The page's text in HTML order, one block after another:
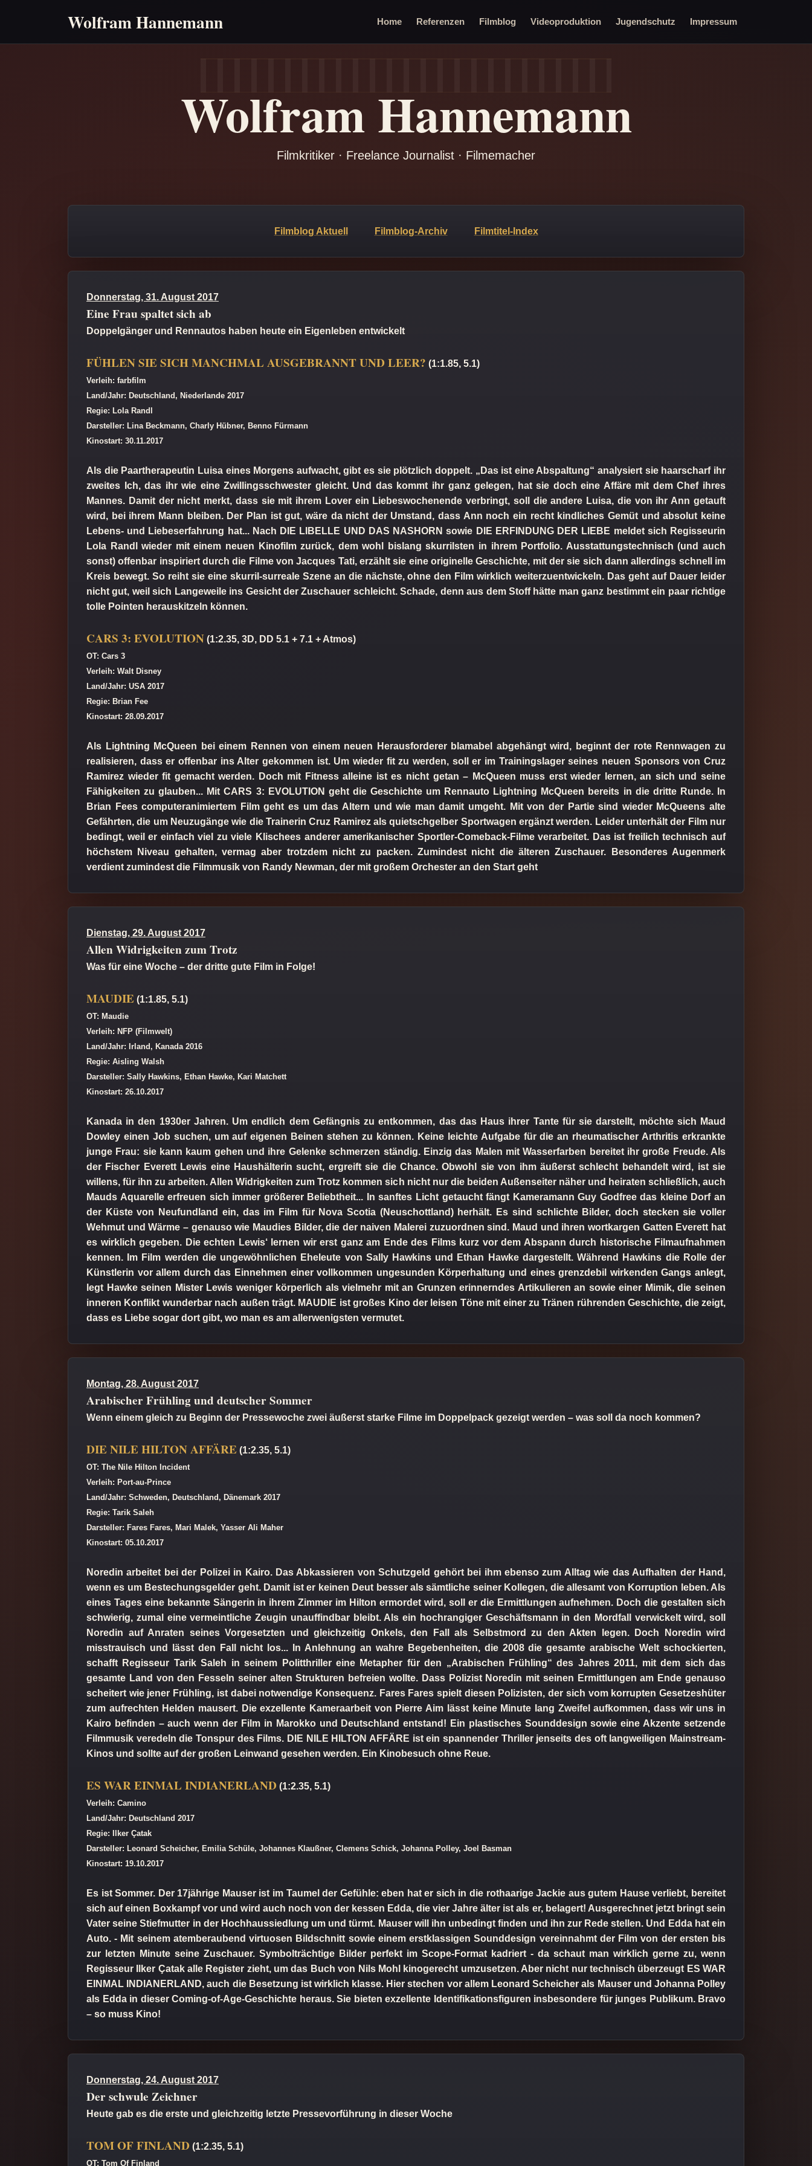
Wolfram Hannemann Home Referenzen Filmblog Videoproduktion Jugendschutz Impressum
Wolfram Hannemann
Filmkritiker · Freelance Journalist · Filmemacher
Filmblog Aktuell Filmblog-Archiv Filmtitel-Index
Donnerstag, 31. August 2017
Eine Frau spaltet sich ab
Doppelgänger und Rennautos haben heute ein Eigenleben entwickelt
FÜHLEN SIE SICH MANCHMAL AUSGEBRANNT UND LEER? (1:1.85, 5.1)
Verleih: farbfilm
Land/Jahr: Deutschland, Niederlande 2017
Regie: Lola Randl
Darsteller: Lina Beckmann, Charly Hübner, Benno Fürmann
Kinostart: 30.11.2017
Als die Paartherapeutin Luisa eines Morgens aufwacht, gibt es sie plötzlich doppelt. „Das ist eine Abspaltung“ analysiert sie haarscharf ihr
zweites Ich, das ihr wie eine Zwillingsschwester gleicht. Und das kommt ihr ganz gelegen, hat sie doch eine Affäre mit dem Chef ihres
Mannes. Damit der nicht merkt, dass sie mit ihrem Lover ein Liebeswochenende verbringt, soll die andere Luisa, die von ihr Ann getauft
wird, bei ihrem Mann bleiben. Der Plan ist gut, wäre da nicht der Umstand, dass Ann noch ein recht kindliches Gemüt und absolut keine
Lebens- und Liebeserfahrung hat... Nach DIE LIBELLE UND DAS NASHORN sowie DIE ERFINDUNG DER LIEBE meldet sich Regisseurin
Lola Randl wieder mit einem neuen Kinofilm zurück, dem wohl bislang skurrilsten in ihrem Portfolio. Ausstattungstechnisch (und auch
sonst) offenbar inspiriert durch die Filme von Jacques Tati, erzählt sie eine originelle Geschichte, mit der sie sich dann allerdings schnell im
Kreis bewegt. So reiht sie eine skurril-surreale Szene an die nächste, ohne den Film wirklich weiterzuentwickeln. Das geht auf Dauer leider
nicht gut, weil sich Langeweile ins Gesicht der Zuschauer schleicht. Schade, denn aus dem Stoff hätte man ganz bestimmt ein paar richtige
tolle Pointen herauskitzeln können.
CARS 3: EVOLUTION (1:2.35, 3D, DD 5.1 + 7.1 + Atmos)
OT: Cars 3
Verleih: Walt Disney
Land/Jahr: USA 2017
Regie: Brian Fee
Kinostart: 28.09.2017
Als Lightning McQueen bei einem Rennen von einem neuen Herausforderer blamabel abgehängt wird, beginnt der rote Rennwagen zu
realisieren, dass er offenbar ins Alter gekommen ist. Um wieder fit zu werden, soll er im Trainingslager seines neuen Sponsors von Cruz
Ramirez wieder fit gemacht werden. Doch mit Fitness alleine ist es nicht getan – McQueen muss erst wieder lernen, an sich und seine
Fähigkeiten zu glauben... Mit CARS 3: EVOLUTION geht die Geschichte um Rennauto Lightning McQueen bereits in die dritte Runde. In
Brian Fees computeranimiertem Film geht es um das Altern und wie man damit umgeht. Mit von der Partie sind wieder McQueens alte
Gefährten, die um Neuzugänge wie die Trainerin Cruz Ramirez als quietschgelber Sportwagen ergänzt werden. Leider unterhält der Film nur
bedingt, weil er einfach viel zu viele Klischees anderer amerikanischer Sportler-Comeback-Filme verarbeitet. Das ist freilich technisch auf
höchstem Niveau gehalten, vermag aber trotzdem nicht zu packen. Zumindest nicht die älteren Zuschauer. Besonderes Augenmerk
verdient zumindest die Filmmusik von Randy Newman, der mit großem Orchester an den Start geht
Dienstag, 29. August 2017
Allen Widrigkeiten zum Trotz
Was für eine Woche – der dritte gute Film in Folge!
MAUDIE (1:1.85, 5.1)
OT: Maudie
Verleih: NFP (Filmwelt)
Land/Jahr: Irland, Kanada 2016
Regie: Aisling Walsh
Darsteller: Sally Hawkins, Ethan Hawke, Kari Matchett
Kinostart: 26.10.2017
Kanada in den 1930er Jahren. Um endlich dem Gefängnis zu entkommen, das das Haus ihrer Tante für sie darstellt, möchte sich Maud
Dowley einen Job suchen, um auf eigenen Beinen stehen zu können. Keine leichte Aufgabe für die an rheumatischer Arthritis erkrankte
junge Frau: sie kann kaum gehen und ihre Gelenke schmerzen ständig. Einzig das Malen mit Wasserfarben bereitet ihr große Freude. Als
der Fischer Everett Lewis eine Haushälterin sucht, ergreift sie die Chance. Obwohl sie von ihm äußerst schlecht behandelt wird, ist sie
willens, für ihn zu arbeiten. Allen Widrigkeiten zum Trotz kommen sich nicht nur die beiden Außenseiter näher und heiraten schließlich, auch
Mauds Aquarelle erfreuen sich immer größerer Beliebtheit... In sanftes Licht getaucht fängt Kameramann Guy Godfree das kleine Dorf an
der Küste von Neufundland ein, das im Film für Nova Scotia (Neuschottland) herhält. Es sind schlichte Bilder, doch stecken sie voller
Wehmut und Wärme – genauso wie Maudies Bilder, die der naiven Malerei zuzuordnen sind. Maud und ihren wortkargen Gatten Everett hat
es wirklich gegeben. Die echten Lewis‘ lernen wir erst ganz am Ende des Films kurz vor dem Abspann durch historische Filmaufnahmen
kennen. Im Film werden die ungewöhnlichen Eheleute von Sally Hawkins und Ethan Hawke dargestellt. Während Hawkins die Rolle der
Künstlerin vor allem durch das Einnehmen einer vollkommen ungesunden Körperhaltung und eines grenzdebil wirkenden Gangs anlegt,
legt Hawke seinen Mister Lewis weniger körperlich als vielmehr mit an Grunzen erinnerndes Artikulieren an sowie einer Mimik, die seinen
inneren Konflikt wunderbar nach außen trägt. MAUDIE ist großes Kino der leisen Töne mit einer zu Tränen rührenden Geschichte, die zeigt,
dass es Liebe sogar dort gibt, wo man es am allerwenigsten vermutet.
Montag, 28. August 2017
Arabischer Frühling und deutscher Sommer
Wenn einem gleich zu Beginn der Pressewoche zwei äußerst starke Filme im Doppelpack gezeigt werden – was soll da noch kommen?
DIE NILE HILTON AFFÄRE (1:2.35, 5.1)
OT: The Nile Hilton Incident
Verleih: Port-au-Prince
Land/Jahr: Schweden, Deutschland, Dänemark 2017
Regie: Tarik Saleh
Darsteller: Fares Fares, Mari Malek, Yasser Ali Maher
Kinostart: 05.10.2017
Noredin arbeitet bei der Polizei in Kairo. Das Abkassieren von Schutzgeld gehört bei ihm ebenso zum Alltag wie das Aufhalten der Hand,
wenn es um Bestechungsgelder geht. Damit ist er keinen Deut besser als sämtliche seiner Kollegen, die allesamt von Korruption leben. Als
eines Tages eine bekannte Sängerin in ihrem Zimmer im Hilton ermordet wird, soll er die Ermittlungen aufnehmen. Doch die gestalten sich
schwierig, zumal eine vermeintliche Zeugin unauffindbar bleibt. Als ein hochrangiger Geschäftsmann in den Mordfall verwickelt wird, soll
Noredin auf Anraten seines Vorgesetzten und gleichzeitig Onkels, den Fall als Selbstmord zu den Akten legen. Doch Noredin wird
misstrauisch und lässt den Fall nicht los... In Anlehnung an wahre Begebenheiten, die 2008 die gesamte arabische Welt schockierten,
schafft Regisseur Tarik Saleh in seinem Politthriller eine Metapher für den „Arabischen Frühling“ des Jahres 2011, mit dem sich das
gesamte Land von den Fesseln seiner alten Strukturen befreien wollte. Dass Polizist Noredin mit seinen Ermittlungen am Ende genauso
scheitert wie jener Frühling, ist dabei notwendige Konsequenz. Fares Fares spielt diesen Polizisten, der sich vom korrupten Gesetzeshüter
zum aufrechten Helden mausert. Die exzellente Kameraarbeit von Pierre Aim lässt keine Minute lang Zweifel aufkommen, dass wir uns in
Kairo befinden – auch wenn der Film in Marokko und Deutschland entstand! Ein plastisches Sounddesign sowie eine Akzente setzende
Filmmusik veredeln die Tonspur des Films. DIE NILE HILTON AFFÄRE ist ein spannender Thriller jenseits des oft langweiligen Mainstream-
Kinos und sollte auf der großen Leinwand gesehen werden. Ein Kinobesuch ohne Reue.
ES WAR EINMAL INDIANERLAND (1:2.35, 5.1)
Verleih: Camino
Land/Jahr: Deutschland 2017
Regie: Ilker Çatak
Darsteller: Leonard Scheicher, Emilia Schüle, Johannes Klaußner, Clemens Schick, Johanna Polley, Joel Basman
Kinostart: 19.10.2017
Es ist Sommer. Der 17jährige Mauser ist im Taumel der Gefühle: eben hat er sich in die rothaarige Jackie aus gutem Hause verliebt, bereitet
sich auf einen Boxkampf vor und wird auch noch von der kessen Edda, die vier Jahre älter ist als er, belagert! Ausgerechnet jetzt bringt sein
Vater seine Stiefmutter in der Hochhaussiedlung um und türmt. Mauser will ihn unbedingt finden und ihn zur Rede stellen. Und Edda hat ein
Auto. - Mit seinem atemberaubend virtuosen Bildschnitt sowie einem erstklassigen Sounddesign vereinnahmt der Film von der ersten bis
zur letzten Minute seine Zuschauer. Symbolträchtige Bilder perfekt im Scope-Format kadriert - da schaut man wirklich gerne zu, wenn
Regisseur Ilker Çatak alle Register zieht, um das Buch von Nils Mohl kinogerecht umzusetzen. Aber nicht nur technisch überzeugt ES WAR
EINMAL INDIANERLAND, auch die Besetzung ist wirklich klasse. Hier stechen vor allem Leonard Scheicher als Mauser und Johanna Polley
als Edda in dieser Coming-of-Age-Geschichte heraus. Sie bieten exzellente Identifikationsfiguren insbesondere für junges Publikum. Bravo
– so muss Kino!
Donnerstag, 24. August 2017
Der schwule Zeichner
Heute gab es die erste und gleichzeitig letzte Pressevorführung in dieser Woche
TOM OF FINLAND (1:2.35, 5.1)
OT: Tom Of Finland